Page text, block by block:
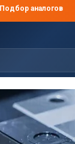
Подбор аналогов